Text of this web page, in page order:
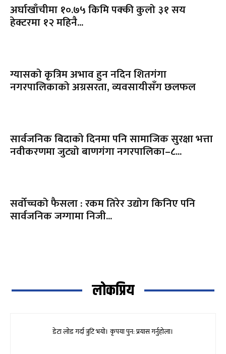
अर्घाखाँचीमा १०.७५ किमि पक्की कुलो ३१ सय
हेक्टरमा १२ महिनै...
ग्यासको कृत्रिम अभाव हुन नदिन शितगंगा
नगरपालिकाको अग्रसरता, व्यवसायीसँग छलफल
सार्वजनिक बिदाको दिनमा पनि सामाजिक सुरक्षा भत्ता
नवीकरणमा जुट्यो बाणगंगा नगरपालिका–८...
सर्वोच्चको फैसला : रकम तिरेर उद्योग किनिए पनि
सार्वजनिक जग्गामा निजी...
लोकप्रिय
डेटा लोड गर्दा त्रुटि भयो। कृपया पुन: प्रयास गर्नुहोला।